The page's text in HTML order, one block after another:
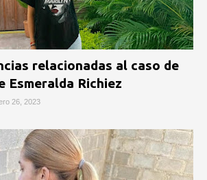
relacionadas al caso de
Esmeralda Richiez
26, 2023